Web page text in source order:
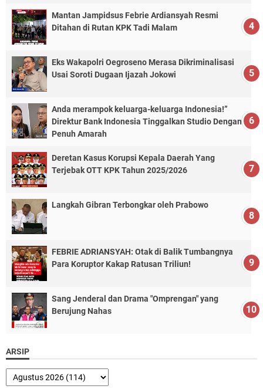
Mantan Jampidsus Febrie Ardiansyah Resmi
Ditahan di Rutan KPK Tadi Malam
Eks Wakapolri Oegroseno Merasa Dikriminalisasi
Usai Soroti Dugaan Ijazah Jokowi
Anda merampok keluarga-keluarga Indonesia!”
Direktur Bank Indonesia Tinggalkan Studio Dengan
Penuh Amarah
Deretan Kasus Korupsi Kepala Daerah Yang
Terjebak OTT KPK Tahun 2025/2026
Langkah Gibran Terbongkar oleh Prabowo
FEBRIE ADRIANSYAH: Otak di Balik Tumbangnya
Para Koruptor Kakap Ratusan Triliun!
Sang Jenderal dan Drama "Omprengan" yang
Berujung Nahas
ARSIP